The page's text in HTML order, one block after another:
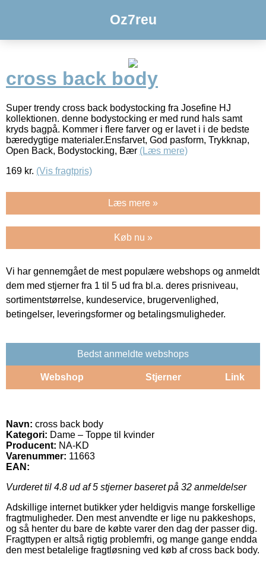
Oz7reu
cross back body
Super trendy cross back bodystocking fra Josefine HJ
kollektionen. denne bodystocking er med rund hals samt
kryds bagpå. Kommer i flere farver og er lavet i i de bedste
bæredygtige materialer.Ensfarvet, God pasform, Trykknap,
Open Back, Bodystocking, Bær (Læs mere)
169 kr. (Vis fragtpris)
Læs mere »
Køb nu »
Vi har gennemgået de mest populære webshops og anmeldt
dem med stjerner fra 1 til 5 ud fra bl.a. deres prisniveau,
sortimentstørrelse, kundeservice, brugervenlighed,
betingelser, leveringsformer og betalingsmuligheder.
Bedst anmeldte webshops
Webshop Stjerner Link
Navn: cross back body
Kategori: Dame – Toppe til kvinder
Producent: NA-KD
Varenummer: 11663
EAN:
Vurderet til 4.8 ud af 5 stjerner baseret på 32 anmeldelser
Adskillige internet butikker yder heldigvis mange forskellige
fragtmuligheder. Den mest anvendte er lige nu pakkeshops,
og så henter du bare de købte varer den dag der passer dig.
Fragttypen er altså rigtig problemfri, og mange gange endda
den mest betalelige fragtløsning ved køb af cross back body.